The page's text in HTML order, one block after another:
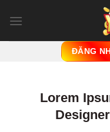
qua
ĐĂNG
Lorem